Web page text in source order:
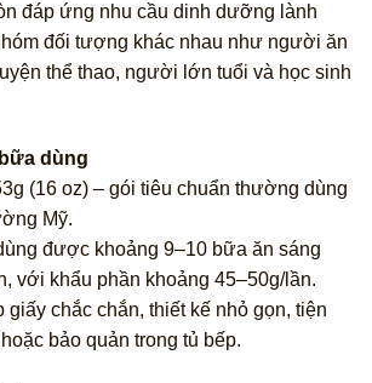
đáp ứng nhu cầu dinh dưỡng lành
đối tượng khác nhau như người ăn
thể thao, người lớn tuổi và học sinh
dùng
(16 oz) – gói tiêu chuẩn thường dùng
Mỹ.
được khoảng 9–10 bữa ăn sáng
với khẩu phần khoảng 45–50g/lần.
giấy chắc chắn, thiết kế nhỏ gọn, tiện
bảo quản trong tủ bếp.